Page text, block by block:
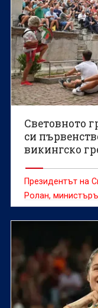
Световното
си
викингско
Президентът на
Ролан,
Керязов и
олимпийски
Световното
ще се проведе в